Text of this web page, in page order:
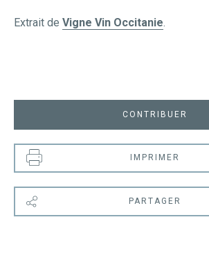
Extrait de Vigne Vin Occitanie.
CONTRIBUER
IMPRIMER
PARTAGER